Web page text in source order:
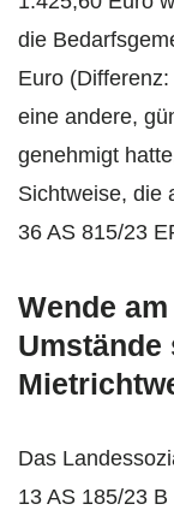
die
Euro
eine andere,
genehmigt
Sichtweise, die
36 AS 815/23
Wende
Umstände
Das
13 AS 185/23